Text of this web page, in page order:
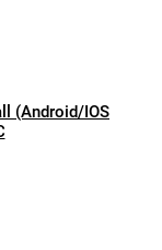
(Android/IOS